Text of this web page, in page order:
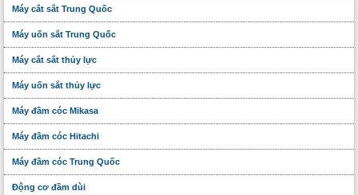
Máy cắt sắt Trung Quốc
Máy uốn sắt Trung Quốc
Máy cắt sắt thủy lực
Máy uốn sắt thủy lực
Máy đầm cóc Mikasa
Máy đầm cóc Hitachi
Máy đầm cóc Trung Quốc
Động cơ đầm dùi